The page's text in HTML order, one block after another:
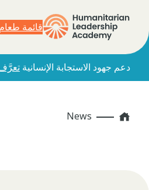
قائمة طعام
دعم جهود الاستجابة الإنسانية
Home
News